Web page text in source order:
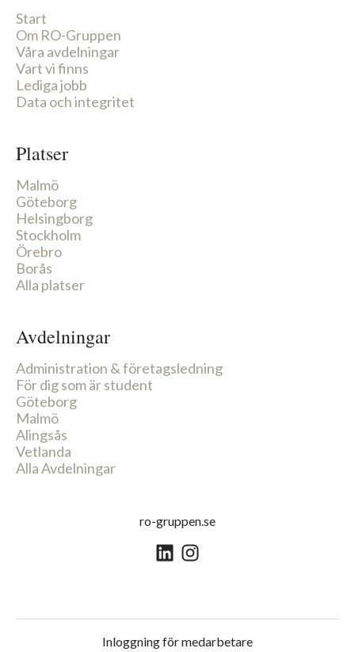
Start
Om RO-Gruppen
Våra avdelningar
Vart vi finns
Lediga jobb
Data och integritet
Platser
Malmö
Göteborg
Helsingborg
Stockholm
Örebro
Borås
Alla platser
Avdelningar
Administration & företagsledning
För dig som är student
Göteborg
Malmö
Alingsås
Vetlanda
Alla Avdelningar
ro-gruppen.se
Inloggning för medarbetare